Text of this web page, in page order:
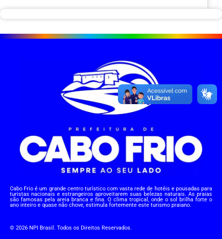
Cabo Frio é um grande centro turístico com vasta rede de hotéis e pousadas para
turistas nacionais e estrangeiros aproveitarem suas belezas naturais. As praias
são famosas pela areia branca e fina. O clima tropical, onde o sol brilha forte o
ano inteiro e quase não chove, estimula fortemente este turismo praiano.
© 2026 NPI Brasil. Todos os Direitos Reservados.